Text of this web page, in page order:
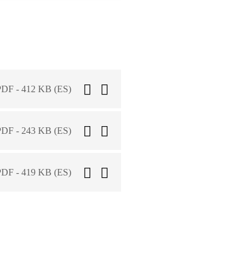
- 412 KB (ES)
- 243 KB (ES)
- 419 KB (ES)